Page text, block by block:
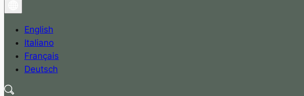
English
Italiano
Français
Deutsch